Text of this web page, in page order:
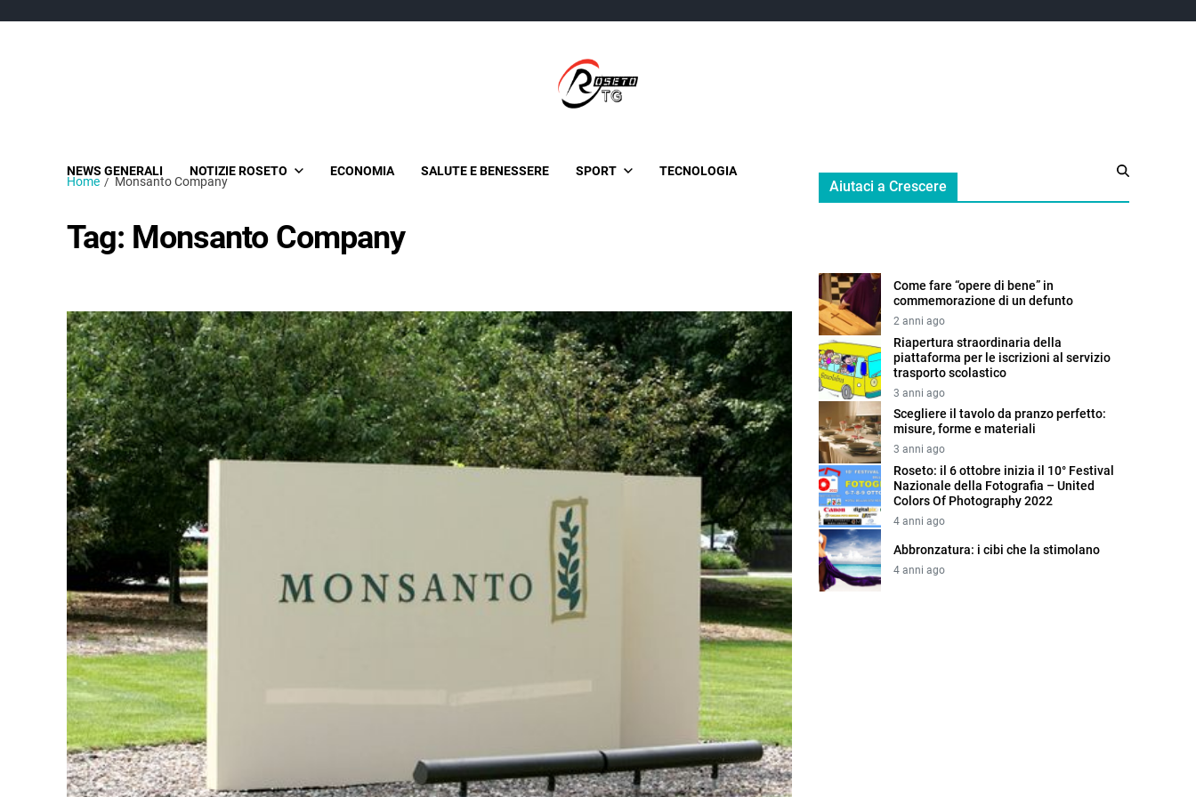
NEWS GENERALI NOTIZIE ROSETO ECONOMIA SALUTE E BENESSERE SPORT TECNOLOGIA
Home Monsanto Company
Tag: Monsanto Company
Aiutaci a Crescere
Come fare “opere di bene” in
commemorazione di un defunto
2 anni ago
Riapertura straordinaria della
piattaforma per le iscrizioni al servizio
trasporto scolastico
3 anni ago
Scegliere il tavolo da pranzo perfetto:
misure, forme e materiali
3 anni ago
Roseto: il 6 ottobre inizia il 10° Festival
Nazionale della Fotografia – United
Colors Of Photography 2022
4 anni ago
Abbronzatura: i cibi che la stimolano
4 anni ago